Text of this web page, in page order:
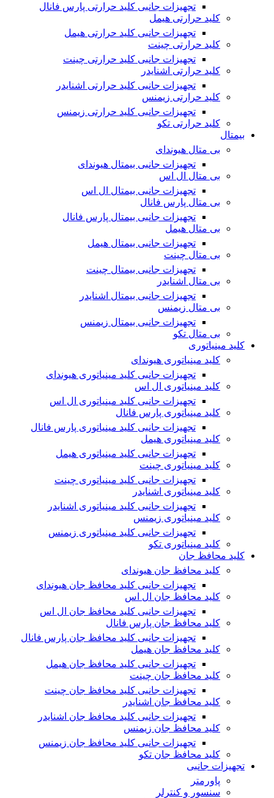
تجهیزات جانبی کلید حرارتی پارس فانال
کلید حرارتی هیمل
تجهیزات جانبی کلید حرارتی هیمل
کلید حرارتی چینت
تجهیزات جانبی کلید حرارتی چینت
کلید حرارتی اشنایدر
تجهیزات جانبی کلید حرارتی اشنایدر
کلید حرارتی زیمنس
تجهیزات جانبی کلید حرارتی زیمنس
کلید حرارتی تکو
بیمتال
بی متال هیوندای
تجهیزات جانبی بیمتال هیوندای
بی متال ال اس
تجهیزات جانبی بیمتال ال اس
بی متال پارس فانال
تجهیزات جانبی بیمتال پارس فانال
بی متال هیمل
تجهیزات جانبی بیمتال هیمل
بی متال چینت
تجهیزات جانبی بیمتال چینت
بی متال اشنایدر
تجهیزات جانبی بیمتال اشنایدر
بی متال زیمنس
تجهیزات جانبی بیمتال زیمنس
بی متال تکو
کلید مینیاتوری
کلید مینیاتوری هیوندای
تجهیزات جانبی کلید مینیاتوری هیوندای
کلید مینیاتوری ال اس
تجهیزات جانبی کلید مینیاتوری ال اس
کلید مینیاتوری پارس فانال
تجهیزات جانبی کلید مینیاتوری پارس فانال
کلید مینیاتوری هیمل
تجهیزات جانبی کلید مینیاتوری هیمل
کلید مینیاتوری چینت
تجهیزات جانبی کلید مینیاتوری چینت
کلید مینیاتوری اشنایدر
تجهیزات جانبی کلید مینیاتوری اشنایدر
کلید مینیاتوری زیمنس
تجهیزات جانبی کلید مینیاتوری زیمنس
کلید مینیاتوری تکو
کلید محافظ جان
کلید محافظ جان هیوندای
تجهیزات جانبی کلید محافظ جان هیوندای
کلید محافظ جان ال اس
تجهیزات جانبی کلید محافظ جان ال اس
کلید محافظ جان پارس فانال
تجهیزات جانبی کلید محافظ جان پارس فانال
کلید محافظ جان هیمل
تجهیزات جانبی کلید محافظ جان هیمل
کلید محافظ جان چینت
تجهیزات جانبی کلید محافظ جان چینت
کلید محافظ جان اشنایدر
تجهیزات جانبی کلید محافظ جان اشنایدر
کلید محافظ جان زیمنس
تجهیزات جانبی کلید محافظ جان زیمنس
کلید محافظ جان تکو
تجهیزات جانبی
پاورمتر
سنسور و کنترلر